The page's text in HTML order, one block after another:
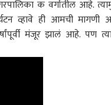
क वर्गातील आहे.
व्हावे ही आमची मागणी
मंजूर झालं आहे. पण